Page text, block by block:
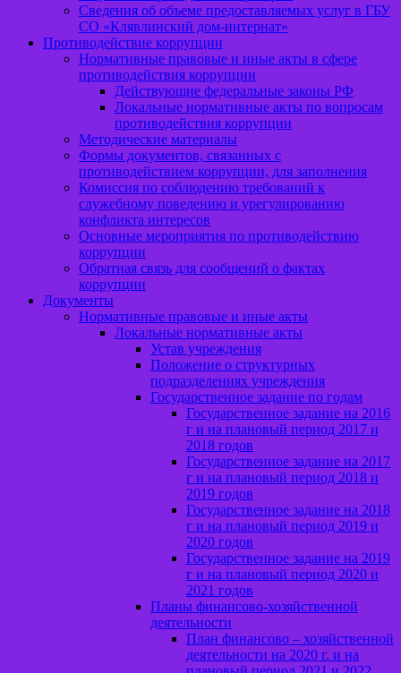
Сведения об объеме предоставляемых услуг в ГБУ
СО «Клявлинский дом-интернат»
Противодействие коррупции
Нормативные правовые и иные акты в сфере
противодействия коррупции
Действующие федеральные законы РФ
Локальные нормативные акты по вопросам
противодействия коррупции
Методические материалы
Формы документов, связанных с
противодействием коррупции, для заполнения
Комиссия по соблюдению требований к
служебному поведению и урегулированию
конфликта интересов
Основные мероприятия по противодействию
коррупции
Обратная связь для сообщений о фактах
коррупции
Документы
Нормативные правовые и иные акты
Локальные нормативные акты
Устав учреждения
Положение о структурных
подразделениях учреждения
Государственное задание по годам
Государственное задание на 2016
г и на плановый период 2017 и
2018 годов
Государственное задание на 2017
г и на плановый период 2018 и
2019 годов
Государственное задание на 2018
г и на плановый период 2019 и
2020 годов
Государственное задание на 2019
г и на плановый период 2020 и
2021 годов
Планы финансово-хозяйственной
деятельности
План финансово – хозяйственной
деятельности на 2020 г. и на